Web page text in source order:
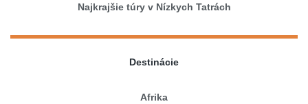
Najkrajšie túry v Nízkych Tatrách
Destinácie
Afrika